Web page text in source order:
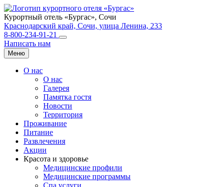
Курортный отель «Бургас», Сочи
Краснодарский край, Сочи, улица Ленина, 233
8-800-234-91-21
Написать нам
Меню
О нас
О нас
Галерея
Памятка гостя
Новости
Территория
Проживание
Питание
Развлечения
Акции
Красота и здоровье
Медицинские профили
Медицинские программы
Спа услуги